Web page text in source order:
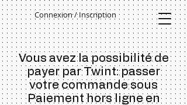
Connexion / Inscription
Vous avez la possibilité de
payer par Twint: passer
votre commande sous
Paiement hors ligne en